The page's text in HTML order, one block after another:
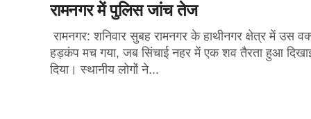
रामनगर में पुलिस जांच तेज
रामनगर: शनिवार सुबह रामनगर के हाथीनगर क्षेत्र में उस
हड़कंप मच गया, जब सिंचाई नहर में एक शव तैरता हुआ
दिया। स्थानीय लोगों ने...